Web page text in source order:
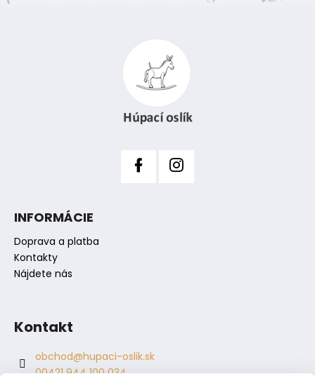
p
r
v
k
y
INFORMÁCIE
Doprava a platba
Kontakty
Nájdete nás
Kontakt
obchod@hupaci-oslik.sk
00421 944 100 034